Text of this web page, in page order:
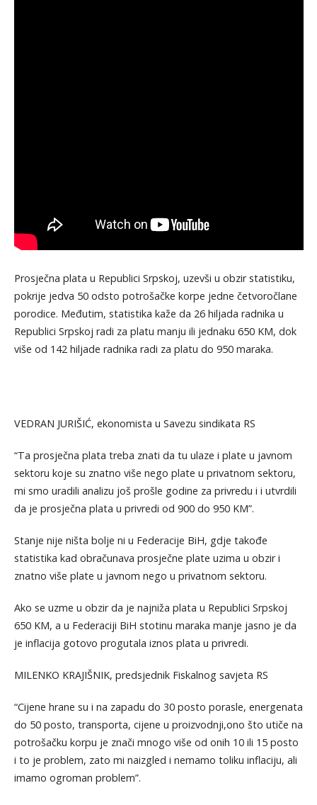
Prosječna plata u Republici Srpskoj, uzevši u obzir statistiku,
pokrije jedva 50 odsto potrošačke korpe jedne četvoročlane
porodice. Međutim, statistika kaže da 26 hiljada radnika u
Republici Srpskoj radi za platu manju ili jednaku 650 KM, dok
više od 142 hiljade radnika radi za platu do 950 maraka.
VEDRAN JURIŠIĆ, ekonomista u Savezu sindikata RS
“Ta prosječna plata treba znati da tu ulaze i plate u javnom
sektoru koje su znatno više nego plate u privatnom sektoru,
mi smo uradili analizu još prošle godine za privredu i i utvrdili
da je prosječna plata u privredi od 900 do 950 KM”.
Stanje nije ništa bolje ni u Federacije BiH, gdje takođe
statistika kad obračunava prosječne plate uzima u obzir i
znatno više plate u javnom nego u privatnom sektoru.
Ako se uzme u obzir da je najniža plata u Republici Srpskoj
650 KM, a u Federaciji BiH stotinu maraka manje jasno je da
je inflacija gotovo progutala iznos plata u privredi.
MILENKO KRAJIŠNIK, predsjednik Fiskalnog savjeta RS
“Cijene hrane su i na zapadu do 30 posto porasle, energenata
do 50 posto, transporta, cijene u proizvodnji,ono što utiče na
potrošačku korpu je znači mnogo više od onih 10 ili 15 posto
i to je problem, zato mi naizgled i nemamo toliku inflaciju, ali
imamo ogroman problem”.